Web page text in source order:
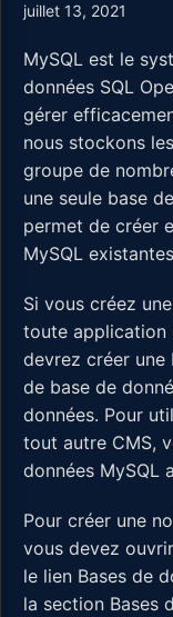
juillet 13, 2021
MySQL est le
données SQL
gérer
nous stockons
groupe de
une seule base
permet de créer
MySQL
Si vous créez
toute application
devrez créer une
de base de
données. Pour
tout autre CMS,
données MySQL
Pour créer une
vous devez
le lien Bases de
la section Bases